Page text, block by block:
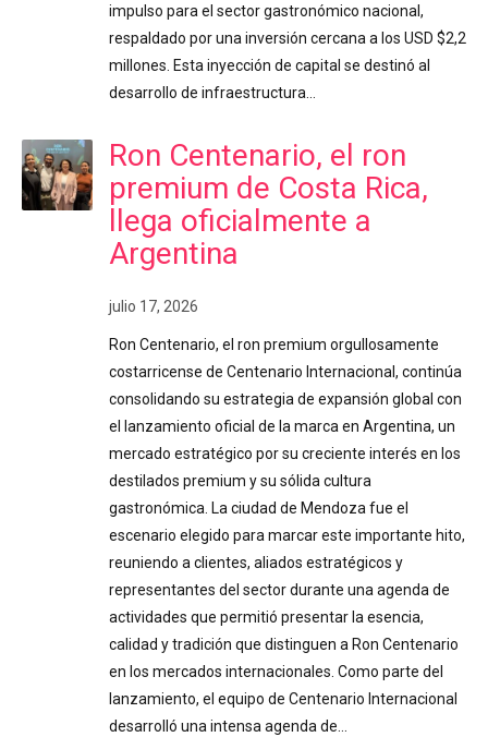
impulso para el sector gastronómico nacional,
respaldado por una inversión cercana a los USD $2,2
millones. Esta inyección de capital se destinó al
desarrollo de infraestructura…
Ron Centenario, el ron
premium de Costa Rica,
llega oficialmente a
Argentina
julio 17, 2026
Ron Centenario, el ron premium orgullosamente
costarricense de Centenario Internacional, continúa
consolidando su estrategia de expansión global con
el lanzamiento oficial de la marca en Argentina, un
mercado estratégico por su creciente interés en los
destilados premium y su sólida cultura
gastronómica. La ciudad de Mendoza fue el
escenario elegido para marcar este importante hito,
reuniendo a clientes, aliados estratégicos y
representantes del sector durante una agenda de
actividades que permitió presentar la esencia,
calidad y tradición que distinguen a Ron Centenario
en los mercados internacionales. Como parte del
lanzamiento, el equipo de Centenario Internacional
desarrolló una intensa agenda de…